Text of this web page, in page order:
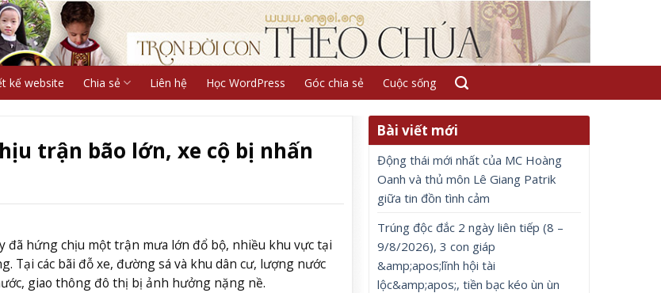
kế website Chia sẻ Liên hệ Học WordPress Góc chia sẻ Cuộc sống
trận bão lớn, xe cộ bị nhấn
đã hứng chịu một trận mưa lớn đổ bộ, nhiều khu vực tại
các bãi đỗ xe, đường sá và khu dân cư, lượng nước
giao thông đô thị bị ảnh hưởng nặng nề.
Bài viết mới
Động thái mới nhất của MC Hoàng
Oanh và thủ môn Lê Giang Patrik
giữa tin đồn tình cảm
Trúng độc đắc 2 ngày liên tiếp (8 –
9/8/2026), 3 con giáp
&amp;apos;lĩnh hội tài
lộc&amp;apos;, tiền bạc kéo ùn ùn